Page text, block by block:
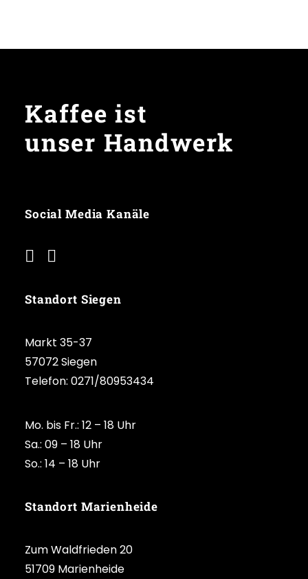
Kaffee ist
unser Handwerk
Social Media Kanäle
Standort Siegen
Markt 35-37
57072 Siegen
Telefon: 0271/80953434
Mo. bis Fr.: 12 – 18 Uhr
Sa.: 09 – 18 Uhr
So.: 14 – 18 Uhr
Standort Marienheide
Zum Waldfrieden 20
51709 Marienheide